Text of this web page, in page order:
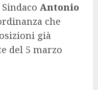
Antonio
che
già
del 5 marzo